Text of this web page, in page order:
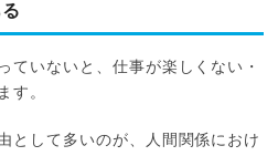
ていないと、仕事が楽しくない・
す。
として多いのが、人間関係におけ